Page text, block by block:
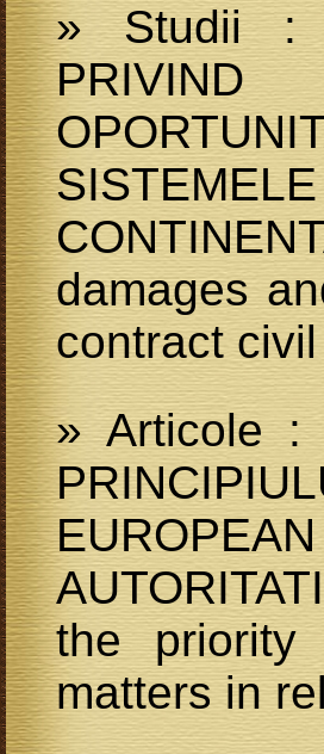
» Studii :
damages
contract
» Articole :
the
matters in